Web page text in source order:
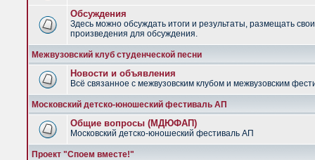
Обсуждения
Здесь можно обсуждать итоги и результаты, размещать
произведения для обсуждения.
Межвузовский клуб студенческой песни
Новости и объявления
Всё связанное с межвузовским клубом и межвузовским
Московский детско-юношеский фестиваль АП
Общие вопросы (МДЮФАП)
Московский детско-юношеский фестиваль АП
Проект "Споем вместе!"